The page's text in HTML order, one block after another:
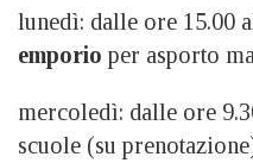
lunedì: dalle ore 15.00
emporio per asporto
mercoledì: dalle ore
scuole (su